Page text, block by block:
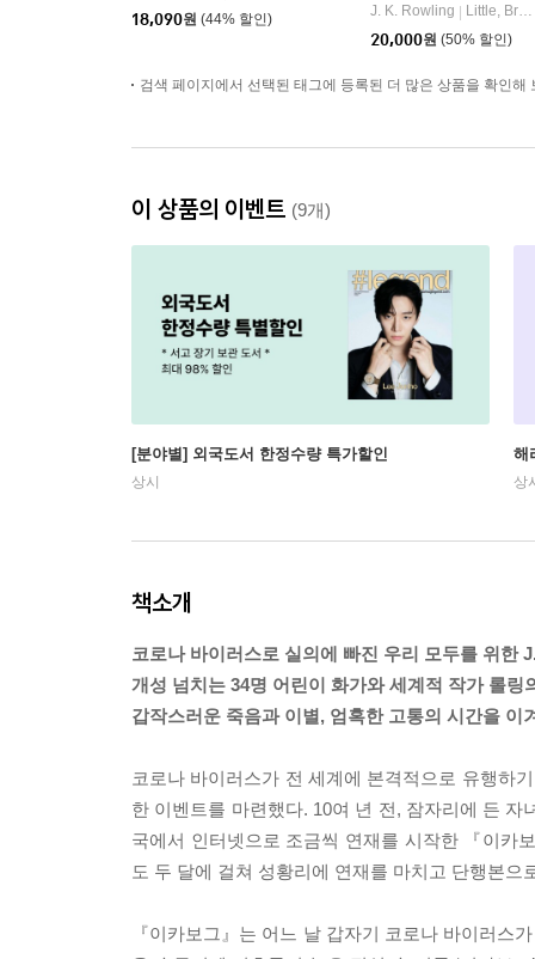
18,090원 (44% 할인) J. K. Rowling
Little, Brown Books for Young Readers
20,000원 (50% 할인)
검색 페이지에서 선택된 태그에 등록된 더 많은 상품을 확인해
이 상품의 이벤트 (9개)
[분야별] 외국도서 한정수량 특가할인
상시
해
상
책소개
코로나 바이러스로 실의에 빠진 우리 모두를 위한
개성 넘치는 34명 어린이 화가와 세계적 작가 롤링
갑작스러운 죽음과 이별, 엄혹한 고통의 시간을 이
코로나 바이러스가 전 세계에 본격적으로 유행하
한 이벤트를 마련했다. 10여 년 전, 잠자리에 든
국에서 인터넷으로 조금씩 연재를 시작한 『이카
도 두 달에 걸쳐 성황리에 연재를 마치고 단행본으
『이카보그』는 어느 날 갑자기 코로나 바이러스